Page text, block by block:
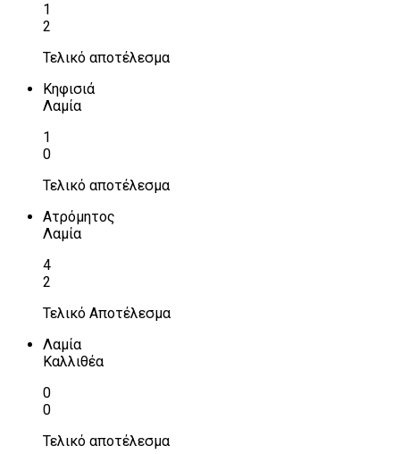
1
2
Τελικό αποτέλεσμα
Κηφισιά
Λαμία
1
0
Τελικό αποτέλεσμα
Ατρόμητος
Λαμία
4
2
Τελικό Αποτέλεσμα
Λαμία
Καλλιθέα
0
0
Τελικό αποτέλεσμα